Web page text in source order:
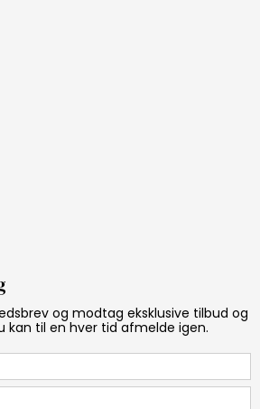
og modtag eksklusive tilbud og
kan til en hver tid afmelde igen.